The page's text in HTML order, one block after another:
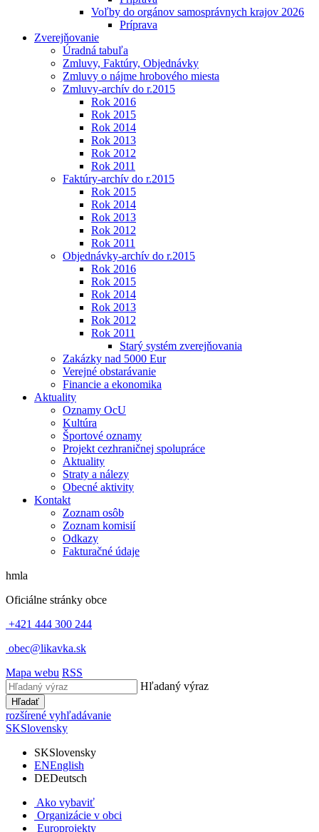
Voľby do orgánov samosprávnych krajov 2026
Príprava
Zverejňovanie
Úradná tabuľa
Zmluvy, Faktúry, Objednávky
Zmluvy o nájme hrobového miesta
Zmluvy-archív do r.2015
Rok 2016
Rok 2015
Rok 2014
Rok 2013
Rok 2012
Rok 2011
Faktúry-archív do r.2015
Rok 2015
Rok 2014
Rok 2013
Rok 2012
Rok 2011
Objednávky-archív do r.2015
Rok 2016
Rok 2015
Rok 2014
Rok 2013
Rok 2012
Rok 2011
Starý systém zverejňovania
Zakázky nad 5000 Eur
Verejné obstarávanie
Financie a ekonomika
Aktuality
Oznamy OcU
Kultúra
Športové oznamy
Projekt cezhraničnej spolupráce
Aktuality
Straty a nálezy
Obecné aktivity
Kontakt
Zoznam osôb
Zoznam komisií
Odkazy
Fakturačné údaje
hmla
Oficiálne stránky obce
+421 444 300 244
obec@likavka.sk
Mapa webu RSS
Hľadaný výraz
Hľadať
rozšírené vyhľadávanie
SKSlovensky
SKSlovensky
ENEnglish
DEDeutsch
Ako vybaviť
Organizácie v obci
Europrojekty